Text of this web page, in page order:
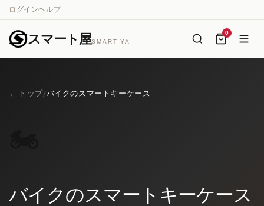
ンツに
ログインヘルプ
スマート屋SMART-YA
0
← トップ/バイクのスマートキーケース
バイクのスマートキーケース